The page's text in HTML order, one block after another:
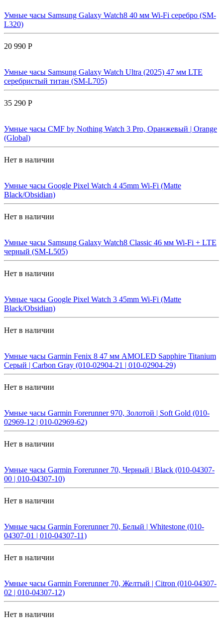
Умные часы Samsung Galaxy Watch8 40 мм Wi-Fi серебро (SM-
L320)
20 990 Р
Умные часы Samsung Galaxy Watch Ultra (2025) 47 мм LTE
серебристый титан (SM-L705)
35 290 Р
Умные часы CMF by Nothing Watch 3 Pro, Оранжевый | Orange
(Global)
Нет в наличии
Умные часы Google Pixel Watch 4 45mm Wi-Fi (Matte
Black/Obsidian)
Нет в наличии
Умные часы Samsung Galaxy Watch8 Classic 46 мм Wi-Fi + LTE
черный (SM-L505)
Нет в наличии
Умные часы Google Pixel Watch 3 45mm Wi-Fi (Matte
Black/Obsidian)
Нет в наличии
Умные часы Garmin Fenix 8 47 мм AMOLED Sapphire Titanium
Серый | Carbon Gray (010-02904-21 | 010-02904-29)
Нет в наличии
Умные часы Garmin Forerunner 970, Золотой | Soft Gold (010-
02969-12 | 010-02969-62)
Нет в наличии
Умные часы Garmin Forerunner 70, Черный | Black (010-04307-
00 | 010-04307-10)
Нет в наличии
Умные часы Garmin Forerunner 70, Белый | Whitestone (010-
04307-01 | 010-04307-11)
Нет в наличии
Умные часы Garmin Forerunner 70, Желтый | Citron (010-04307-
02 | 010-04307-12)
Нет в наличии